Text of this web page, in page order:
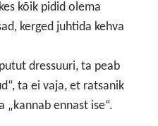
kõik pidid olema
kerged juhtida kehva
dressuuri, ta peab
ta ei vaja, et ratsanik
„kannab ennast ise“.